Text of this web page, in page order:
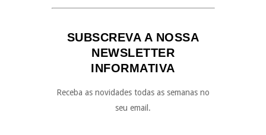
SUBSCREVA A NOSSA
NEWSLETTER
INFORMATIVA
Receba as novidades todas as semanas no
seu email.